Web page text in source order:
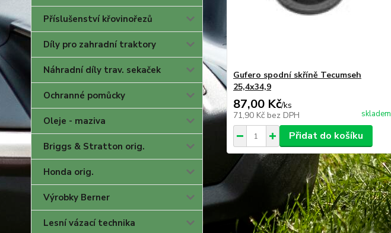
Příslušenství křovinořezů
Díly pro zahradní traktory
Náhradní díly trav. sekaček
Ochranné pomůcky
Oleje - maziva
Briggs & Stratton orig.
Honda orig.
Výrobky Berner
Lesní vázací technika
Gufero spodní skříně Tecumseh
25,4x34,9
87,00 Kč/ks
71,90 Kč bez DPH skladem
Přidat do košíku